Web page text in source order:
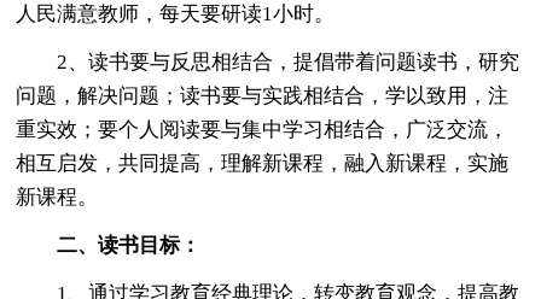
人民满意教师，每天要研读1小时。
2、读书要与反思相结合，提倡带着问题读书，研究
问题，解决问题；读书要与实践相结合，学以致用，注
重实效；要个人阅读要与集中学习相结合，广泛交流，
相互启发，共同提高，理解新课程，融入新课程，实施
新课程。
二、读书目标：
1、通过学习教育经典理论，转变教育观念，提高教